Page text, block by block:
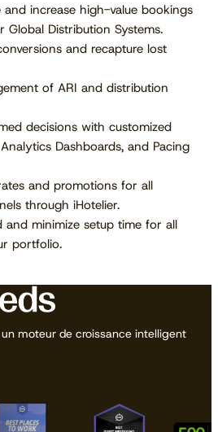
and increase high-value bookings
Global Distribution Systems.
and recapture lost
of ARI and distribution
decisions with customized
Dashboards, and Pacing
and promotions for all
through iHotelier.
and minimize setup time for all
portfolio.
moteur de croissance intelligent